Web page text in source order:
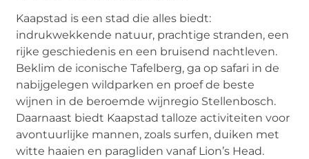
Kaapstad is een stad die alles biedt:
indrukwekkende natuur, prachtige stranden, een
rijke geschiedenis en een bruisend nachtleven.
Beklim de iconische Tafelberg, ga op safari in de
nabijgelegen wildparken en proef de beste
wijnen in de beroemde wijnregio Stellenbosch.
Daarnaast biedt Kaapstad talloze activiteiten voor
avontuurlijke mannen, zoals surfen, duiken met
witte haaien en paragliden vanaf Lion’s Head.